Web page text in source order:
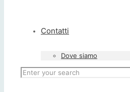
Contatti
Dove siamo